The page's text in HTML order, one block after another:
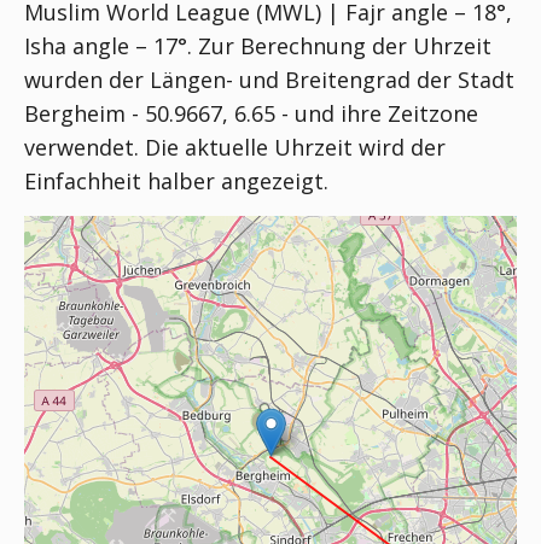
Muslim World League (MWL) | Fajr angle – 18°,
Isha angle – 17°. Zur Berechnung der Uhrzeit
wurden der Längen- und Breitengrad der Stadt
Bergheim - 50.9667, 6.65 - und ihre Zeitzone
verwendet. Die aktuelle Uhrzeit wird der
Einfachheit halber angezeigt.